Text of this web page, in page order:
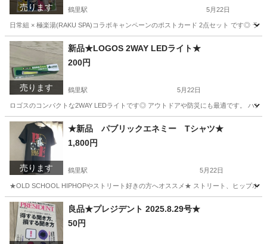
売ります 鶴里駅 5月22日
日常組 × 極楽湯(RAKU SPA)コラボキャンペーンのポストカード 2点セット です◎ ラ
愛知 名古屋市 鶴里駅 セット
売ります
新品★LOGOS 2WAY LEDライト★
200円
鶴里駅 5月22日
ロゴスのコンパクトな2WAY LEDライトです◎ アウトドアや防災にも最適です。 ハン
愛知 名古屋市 鶴里駅 防災、セキュリティ
売ります
★新品 パブリックエネミー Tシャツ★
1,800円
鶴里駅 5月22日
★OLD SCHOOL HIPHOPやストリート好きの方へオススメ★ ストリート、ヒップホ
愛知 名古屋市 鶴里駅 Tシャツ
良品★プレジデント 2025.8.29号★
50円